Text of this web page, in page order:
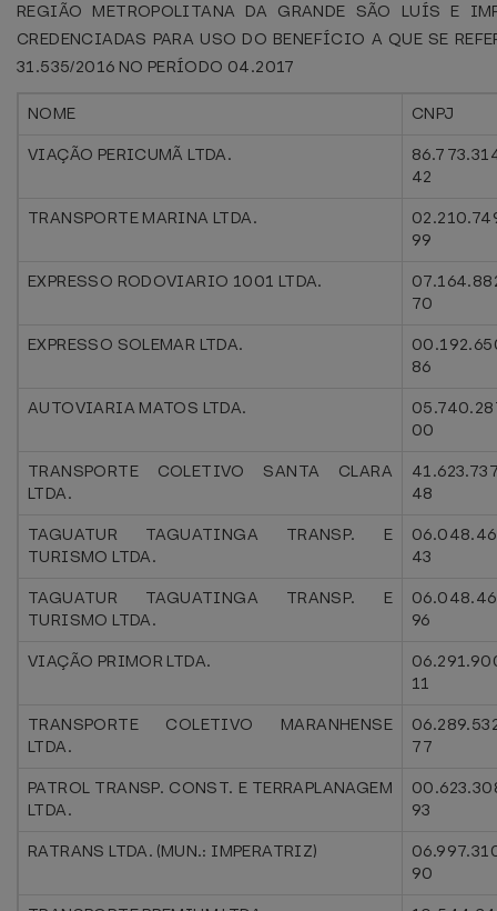
REGIÃO METROPOLITANA DA GRANDE SÃO LUÍS E
CREDENCIADAS PARA USO DO BENEFÍCIO A QUE SE
31.535/2016 NO PERÍODO 04.2017
NOME
CNPJ
VIAÇÃO PERICUMÃ LTDA.
42
TRANSPORTE MARINA LTDA.
99
EXPRESSO RODOVIARIO 1001 LTDA.
70
EXPRESSO SOLEMAR LTDA.
86
AUTOVIARIA MATOS LTDA.
00
TRANSPORTE COLETIVO SANTA CLARA
LTDA.
48
TAGUATUR TAGUATINGA TRANSP. E
TURISMO LTDA.
43
TAGUATUR TAGUATINGA TRANSP. E
TURISMO LTDA.
96
VIAÇÃO PRIMOR LTDA.
11
TRANSPORTE COLETIVO MARANHENSE
LTDA.
77
PATROL TRANSP. CONST. E TERRAPLANAGEM
LTDA.
93
RATRANS LTDA. (MUN.: IMPERATRIZ)
90